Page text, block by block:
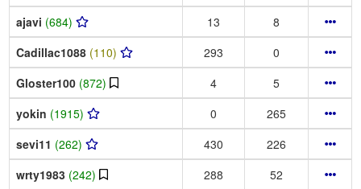
ajavi (684) 13
8
Cadillac1088 (110) 293
0
Gloster100 (872) 4
5
yokin (1915) 0
265
sevi11 (262) 430
226
wrty1983 (242) 288
52